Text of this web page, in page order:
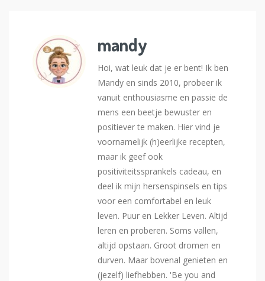
mandy
Hoi, wat leuk dat je er bent! Ik ben
Mandy en sinds 2010, probeer ik
vanuit enthousiasme en passie de
mens een beetje bewuster en
positiever te maken. Hier vind je
voornamelijk (h)eerlijke recepten,
maar ik geef ook
positiviteitssprankels cadeau, en
deel ik mijn hersenspinsels en tips
voor een comfortabel en leuk
leven. Puur en Lekker Leven. Altijd
leren en proberen. Soms vallen,
altijd opstaan. Groot dromen en
durven. Maar bovenal genieten en
(jezelf) liefhebben. 'Be you and